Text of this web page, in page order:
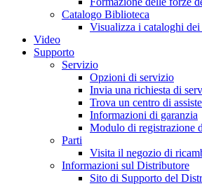
Catalogo Biblioteca
Visualizza i cataloghi
Video
Supporto
Servizio
Opzioni di servizio
Invia una richiesta di
Trova un centro di
Informazioni di garanzia
Modulo di registrazione
Parti
Visita il negozio di
Informazioni sul Distributore
Sito di Supporto del